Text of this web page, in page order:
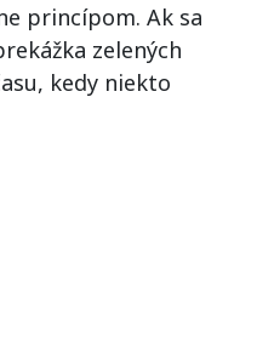
princípom. Ak sa
zelených
kedy niekto